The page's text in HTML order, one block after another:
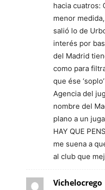
hacia cuatros:
menor
salió lo de
interés por
del Madrid
como para
que ése
Agencia del
nombre del
plano a un
HAY QUE
me suena a
al club que
Vichelocrego